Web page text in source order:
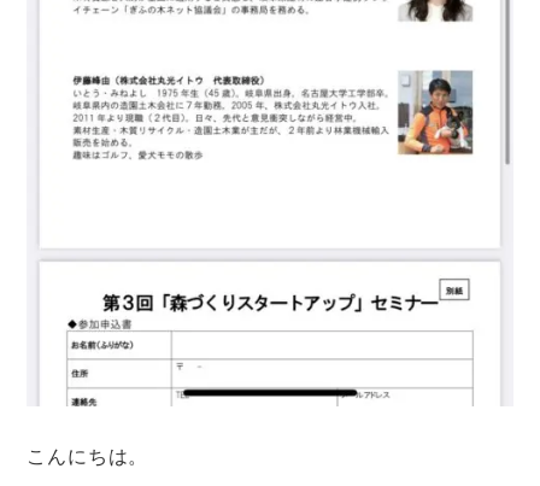
こんにちは。